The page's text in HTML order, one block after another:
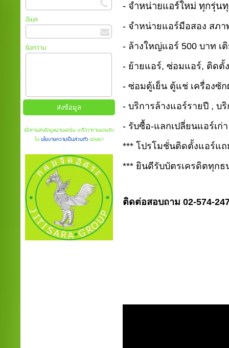
อีเมล
ข้อความ
เมื่อท่านส่งข้อมูลผ่านฟอร์ม จะถือว่าท่านยอมรับ
ในนโยบายความเป็นส่วนตัวของเรา
- จำหน่ายแอร์ใหม่ ทุกรุ่น
- จำหน่ายแอร์มือสอง สภ
- ล้างใหญ่แอร์ 500 บาท
- ย้ายแอร์, ซ่อมแอร์, ติด
- ซ่อมตู้เย็น ตู้แช่ เครื่องซั
- บริการล้างแอร์รายปี , บ
- รับซื้อ-แลกเปลี่ยนแอร์เ
*** โปรโมชั่นติดตั้งแอร์แ
*** ยินดีรับบัตรเครดิตทุก
ติดต่อสอบถาม 02-574-